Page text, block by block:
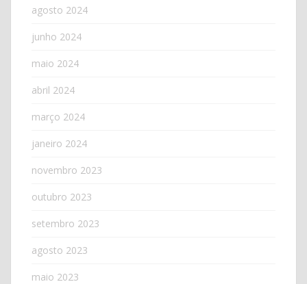
agosto 2024
junho 2024
maio 2024
abril 2024
março 2024
janeiro 2024
novembro 2023
outubro 2023
setembro 2023
agosto 2023
maio 2023